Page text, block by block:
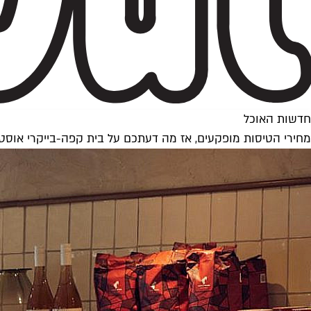
חדשות האוכל
מחירי הטיסות מופקעים, אז מה דעתכם על בית קפה-בייקרי